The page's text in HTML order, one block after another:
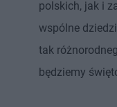
polskich, jak i
wspólne
tak
będziemy